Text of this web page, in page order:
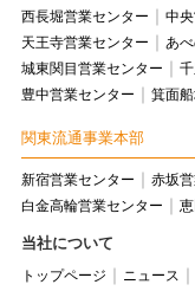
西長堀営業センター
中
天王寺営業センター
あ
城東関目営業センター
豊中営業センター
箕面
関東流通事業本部
新宿営業センター 赤坂
白金高輪営業センター
当社について
トップページ ニュース